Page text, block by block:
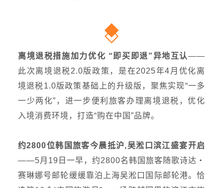
离境退税措施加力优化 “即买即退”异地互认——
此次离境退税2.0版政策，是在2025年4月优化离
境退税1.0版政策基础上的升级版，聚焦实现“一多
一少两化”，进一步便利旅客办理离境退税，优化
入境消费环境，打造“购在中国”品牌。
约2800位韩国旅客今晨抵沪,吴淞口滨江盛宴开启
——5月19日一早，约2800名韩国旅客随歌诗达・
赛琳娜号邮轮缓缓靠泊上海吴淞口国际邮轮港。恰